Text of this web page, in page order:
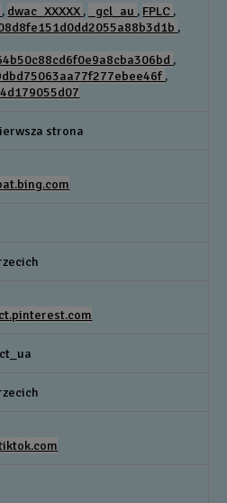
, dwac_XXXXX , _gcl_au , FPLC ,
,
,
,
strona